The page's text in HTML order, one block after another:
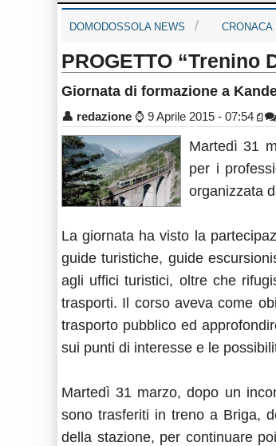
DOMODOSSOLA NEWS CRONACA
PROGETTO “Trenino
Giornata di formazione a
👤 redazione ⌚ 9 Aprile 2015 - 07:54
Martedì 31
per i
organizzata
La giornata ha visto la
guide turistiche, guide
agli uffici turistici, oltre che
trasporti. Il corso aveva come
trasporto pubblico ed
sui punti di interesse e le
Martedì 31 marzo, dopo un
sono trasferiti in treno a Briga,
della stazione, per continuare